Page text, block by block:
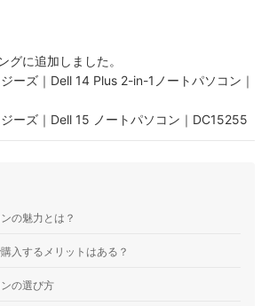
り組んだりしてきた。「ユーザーにとってベス
っている。
和真のプロフィール
グに追加しました。
ーズ｜Dell 14 Plus 2-in-1ノートパソコン｜
ーズ｜Dell 15 ノートパソコン｜DC15255
ーズ｜Dell 15 ノートパソコン｜DC15250
ーズ｜Dell 14 ノートパソコン｜DC14250
ーズ｜Dell 16 Plusノートパソコン｜
ーズ｜Dell 14ノートパソコン｜DC14255
の魅力とは？
入するメリットはある？
の選び方